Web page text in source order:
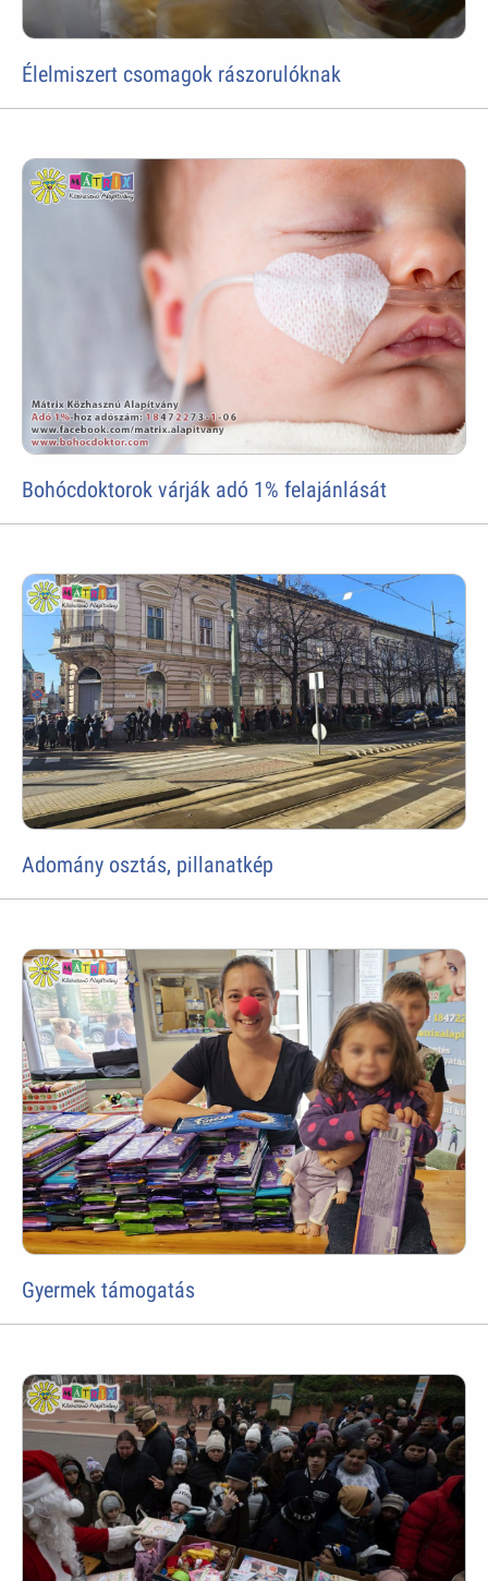
Élelmiszert csomagok rászorulóknak
Bohócdoktorok várják adó 1% felajánlását
Adomány osztás, pillanatkép
Gyermek támogatás